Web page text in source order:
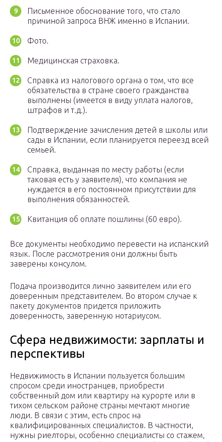
Письменное обоснование того, что стало
причиной запроса ВНЖ именно в Испании.
Фото.
Медицинская страховка.
Справка из налогового органа о том, что все
обязательства в стране своего гражданства
выполнены (имеется в виду уплата налогов,
штрафов и т.д.).
Подтверждение зачисления детей в школы или
сады в Испании, если планируется переезд всей
семьей.
Справка, выданная по месту работы (если
таковая есть у заявителя), что компания не
нуждается в его постоянном присутствии для
выполнения обязанностей.
Квитанция об оплате пошлины (60 евро).
Все документы необходимо перевести на испанский
язык. После рассмотрения они должны быть
заверены консулом.
Подача производится лично заявителем или его
доверенным представителем. Во втором случае к
пакету документов придется приложить
доверенность, заверенную нотариусом.
Сфера недвижимости: зарплаты и
перспективы
Недвижимость в Испании пользуется большим
спросом среди иностранцев, приобрести
собственный дом или квартиру на курорте или в
тихом сельском районе страны мечтают многие
люди. В связи с этим, есть спрос на
квалифицированных специалистов. В частности,
нужны риелторы, особенно специалисты со стажем,